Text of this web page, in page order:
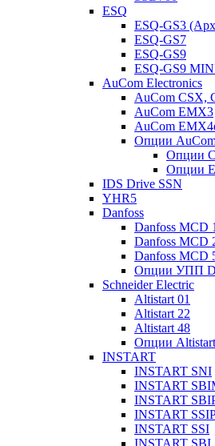
ESQ
ESQ-GS3
ESQ-GS7
ESQ-GS9
ESQ-GS9
AuCom Electronics
AuCom CSX,
AuCom EMX3
AuCom
Опции
Опции
Опции
IDS Drive SSN
YHR5
Danfoss
Danfoss MCD
Danfoss MCD
Danfoss MCD
Опции УПП
Schneider Electric
Altistart 01
Altistart 22
Altistart 48
Опции Altistart
INSTART
INSTART SNI
INSTART
INSTART
INSTART
INSTART SSI
INSTART SBI